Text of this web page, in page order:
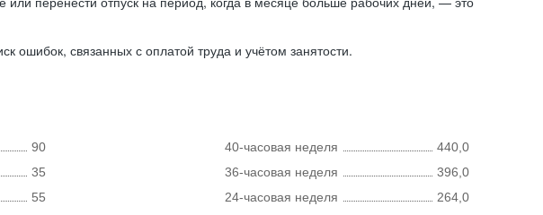
ошибок, связанных с оплатой труда и учётом занятости.
90
35
55
40-часовая неделя
440,0
36-часовая неделя
396,0
24-часовая неделя
264,0